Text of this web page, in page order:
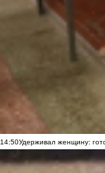
14:50Удерживал женщину: